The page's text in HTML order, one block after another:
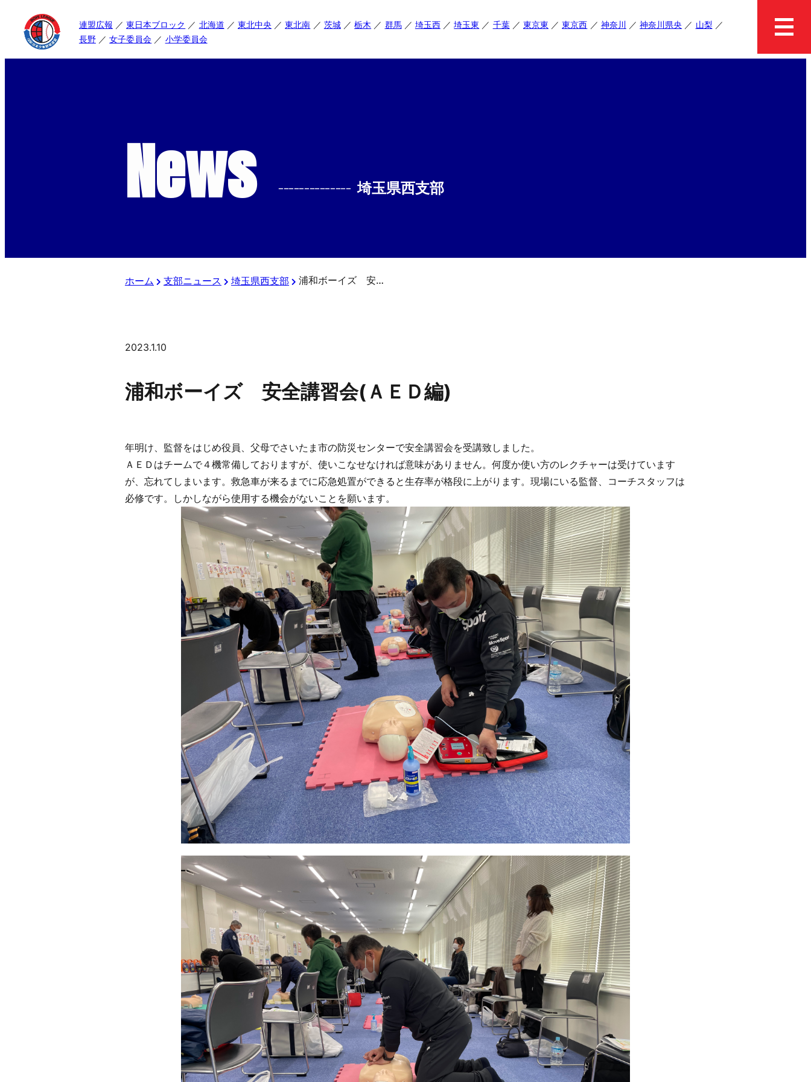
連盟広報 東日本ブロック 北海道 東北中央 東北南 茨城 栃木 群馬 埼玉西 埼玉東 千葉 東京東 東京西 神奈川 神奈川県央
山梨
長野
女子委員会 小学委員会
News -------------- 埼玉県西支部
ホーム 支部ニュース 埼玉県西支部 浦和ボーイズ 安全講習会(ＡＥＤ編)
2023.1.10
浦和ボーイズ 安全講習会(ＡＥＤ編)
年明け、監督をはじめ役員、父母でさいたま市の防災センターで安全講習会を受講致しました。
ＡＥＤはチームで４機常備しておりますが、使いこなせなければ意味がありません。何度か使い方のレクチャーは受けています
が、忘れてしまいます。救急車が来るまでに応急処置ができると生存率が格段に上がります。現場にいる監督、コーチスタッフは
必修です。しかしながら使用する機会がないことを願います。